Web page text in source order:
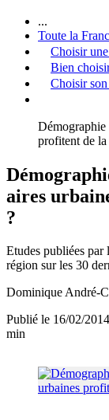
...
Toute la
Choisir
Bien
Choisir
Démographie
profitent de
aires
?
Etudes publiées par
région sur les 30
Dominique André-
Publié le 16/02/2014
min